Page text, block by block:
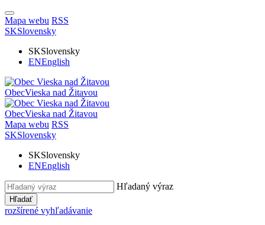
Mapa webu RSS
SKSlovensky
SKSlovensky
ENEnglish
ObecVieska nad Žitavou
ObecVieska nad Žitavou
Mapa webu RSS
SKSlovensky
SKSlovensky
ENEnglish
Hľadaný výraz
Hľadať
rozšírené vyhľadávanie